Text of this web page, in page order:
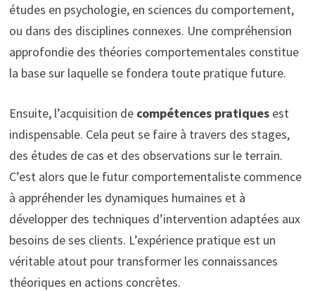
études en psychologie, en sciences du comportement,
ou dans des disciplines connexes. Une compréhension
approfondie des théories comportementales constitue
la base sur laquelle se fondera toute pratique future.
Ensuite, l’acquisition de compétences pratiquesest
indispensable. Cela peut se faire à travers des stages,
des études de cas et des observations sur le terrain.
C’est alors que le futur comportementaliste commence
à appréhender les dynamiques humaines et à
développer des techniques d’intervention adaptées aux
besoins de ses clients. L’expérience pratique est un
véritable atout pour transformer les connaissances
théoriques en actions concrètes.